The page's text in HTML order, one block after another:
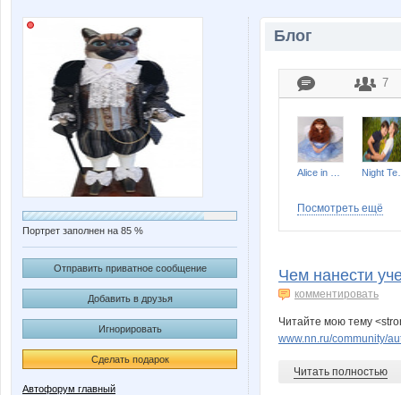
Портрет заполнен на 85 %
Отправить приватное сообщение
Добавить в друзья
Игнорировать
Сделать подарок
Автофорум главный
Блог
7
Посмотреть ещё
Чем нанести
комментировать
Читайте мою тему
www.nn.ru/community/
Читать полностью